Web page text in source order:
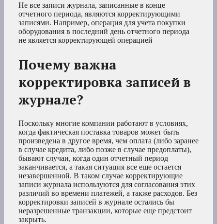
Не все записи журнала, записанные в конце
отчетного периода, являются корректирующими
записями. Например, операция для учета покупки
оборудования в последний день отчетного периода
не является корректирующей операцией
Почему важна
корректировка записей в
журнале?
Поскольку многие компании работают в условиях,
когда фактическая поставка товаров может быть
произведена в другое время, чем оплата (либо заранее
в случае кредита, либо позже в случае предоплаты),
бывают случаи, когда один отчетный период
заканчивается, а такая ситуация все еще остается
незавершенной. В таком случае корректирующие
записи журнала используются для согласования этих
различий во времени платежей, а также расходов. Без
корректировки записей в журнале остались бы
неразрешенные транзакции, которые еще предстоит
закрыть.